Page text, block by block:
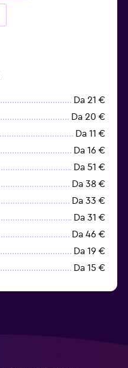
Da 21 €
Da 20 €
Da 11 €
Da 16 €
Da 51 €
Da 38 €
Da 33 €
Da 31 €
Da 46 €
Da 19 €
Da 15 €